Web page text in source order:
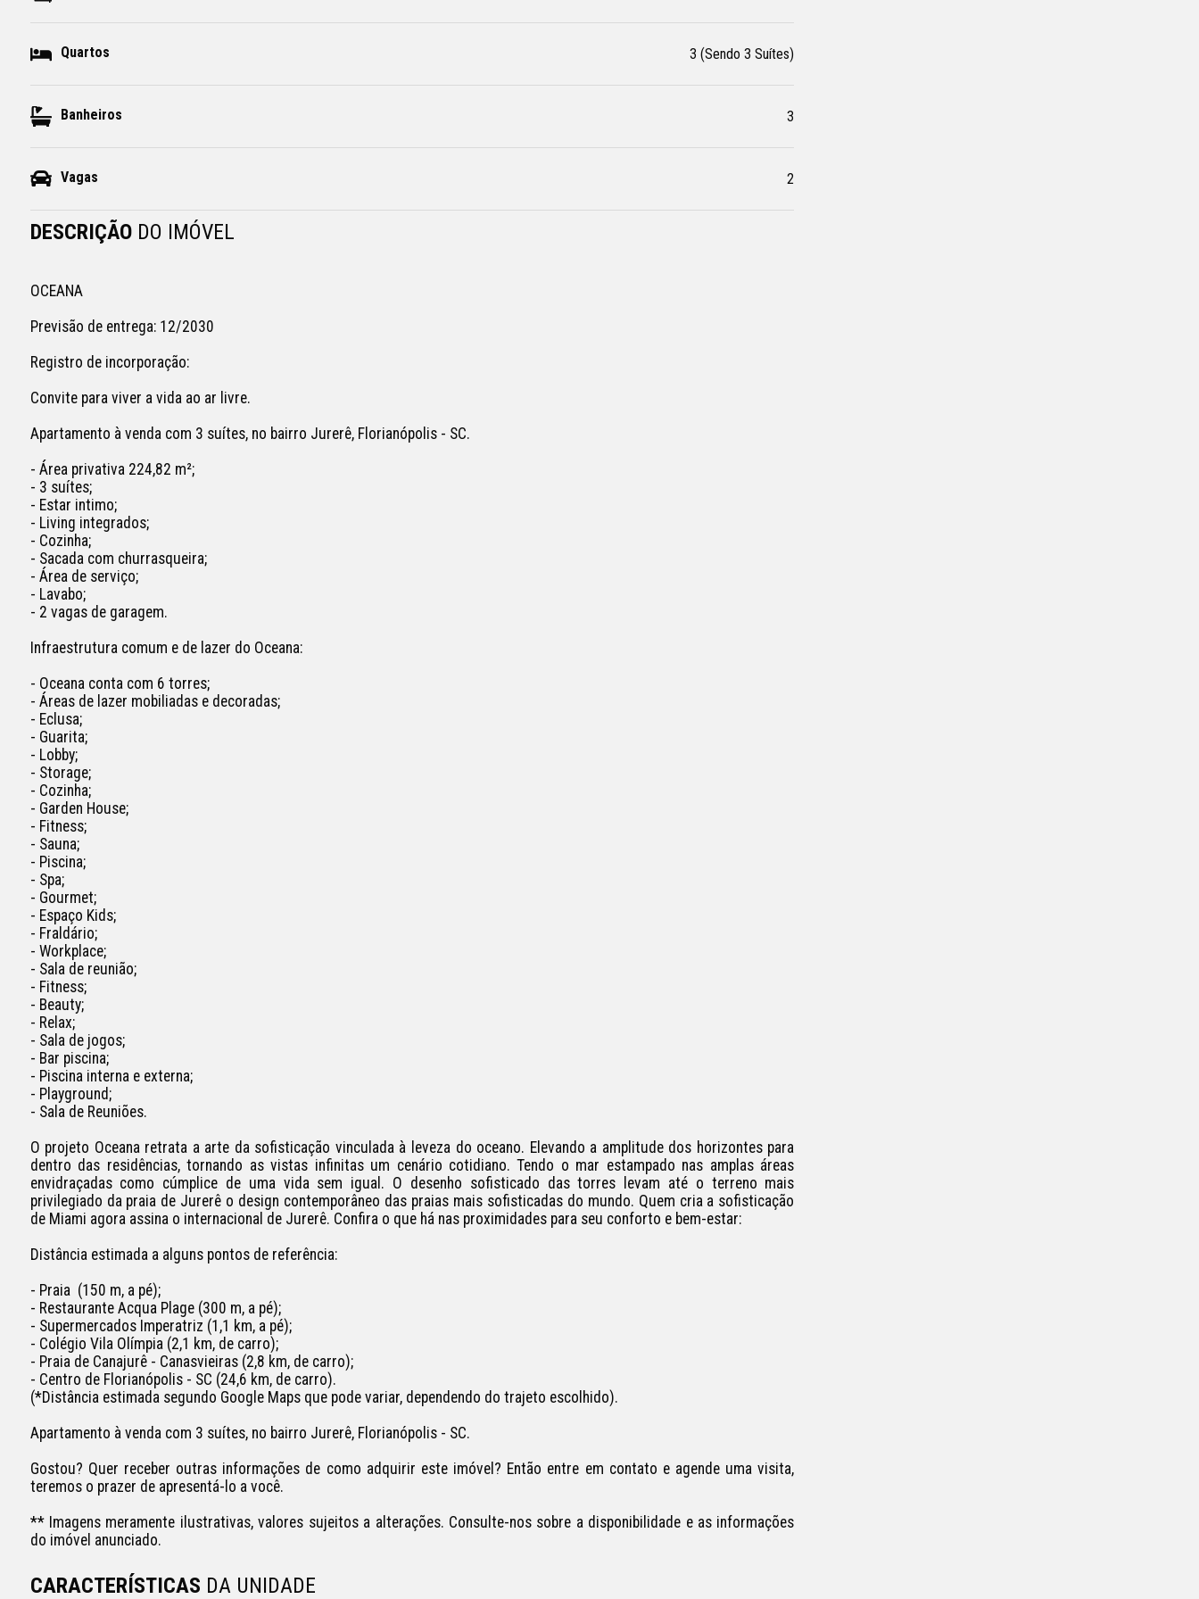
Quartos 3 (Sendo 3 Suítes)
Banheiros 3
Vagas 2
DESCRIÇÃO DO IMÓVEL
OCEANA
Previsão de entrega: 12/2030
Registro de incorporação:
Convite para viver a vida ao ar livre.
Apartamento à venda com 3 suítes, no bairro Jurerê, Florianópolis - SC.
- Área privativa 224,82 m²;
- 3 suítes;
- Estar intimo;
- Living integrados;
- Cozinha;
- Sacada com churrasqueira;
- Área de serviço;
- Lavabo;
- 2 vagas de garagem.
Infraestrutura comum e de lazer do Oceana:
- Oceana conta com 6 torres;
- Áreas de lazer mobiliadas e decoradas;
- Eclusa;
- Guarita;
- Lobby;
- Storage;
- Cozinha;
- Garden House;
- Fitness;
- Sauna;
- Piscina;
- Spa;
- Gourmet;
- Espaço Kids;
- Fraldário;
- Workplace;
- Sala de reunião;
- Fitness;
- Beauty;
- Relax;
- Sala de jogos;
- Bar piscina;
- Piscina interna e externa;
- Playground;
- Sala de Reuniões.
O projeto Oceana retrata a arte da sofisticação vinculada à leveza do oceano. Elevando a amplitude dos horizontes para
dentro das residências, tornando as vistas infinitas um cenário cotidiano. Tendo o mar estampado nas amplas áreas
envidraçadas como cúmplice de uma vida sem igual. O desenho sofisticado das torres levam até o terreno mais
privilegiado da praia de Jurerê o design contemporâneo das praias mais sofisticadas do mundo. Quem cria a sofisticação
de Miami agora assina o internacional de Jurerê. Confira o que há nas proximidades para seu conforto e bem-estar:
Distância estimada a alguns pontos de referência:
- Praia  (150 m, a pé);
- Restaurante Acqua Plage (300 m, a pé);
- Supermercados Imperatriz (1,1 km, a pé);
- Colégio Vila Olímpia (2,1 km, de carro);
- Praia de Canajurê - Canasvieiras (2,8 km, de carro);
- Centro de Florianópolis - SC (24,6 km, de carro).
(*Distância estimada segundo Google Maps que pode variar, dependendo do trajeto escolhido).
Apartamento à venda com 3 suítes, no bairro Jurerê, Florianópolis - SC.
Gostou? Quer receber outras informações de como adquirir este imóvel? Então entre em contato e agende uma visita,
teremos o prazer de apresentá-lo a você.
** Imagens meramente ilustrativas, valores sujeitos a alterações. Consulte-nos sobre a disponibilidade e as informações
do imóvel anunciado.
CARACTERÍSTICAS DA UNIDADE